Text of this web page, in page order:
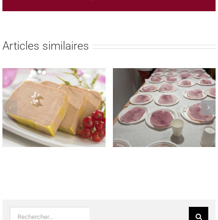
Articles similaires
TROPHEE NATIONAL
MEILLEUR JAMBON CUIT
MAISON 2023
REMISE DES PRIX AUX
LAUREATS DES CONCOURS
REGIONAUX FROMAGE DE
TETE & SAUCISSON A L’AIL
FUME LE 22 MAI 2023
Rechercher: